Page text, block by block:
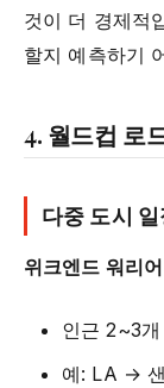
것이 더 경제적
할지 예측하기
4. 월드컵 로
다중 도시
위크엔드 워리
인근 2~3
예: LA →